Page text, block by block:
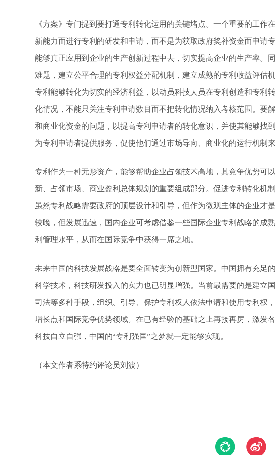
《方案》专门提到要打通专利转化运用的关键堵点。一个重要的工作
新能力而进行专利的研发和申请，而不是为获取政府奖补资金而申请
能够真正应用到企业的生产创新过程中去，切实提高企业的生产率。
难题，建立公平合理的专利权益分配机制，建立成熟的专利收益评估
专利能够转化为切实的经济利益，以动员科技人员在专利创造和专利
化情况，不能只关注专利申请数目而不把转化情况纳入考核范围。要
和商业化资金的问题，以提高专利申请者的转化意识，并使其能够找
为专利申请者提供服务，促使他们通过市场导向、商业化的运行机制
专利作为一种无形资产，能够帮助企业占领技术高地，其竞争优势可
新、占领市场、商业盈利总体规划的重要组成部分。促进专利转化机
虽然专利战略需要政府的顶层设计和引导，但作为微观主体的企业才
较晚，但发展迅速，国内企业可考虑借鉴一些国际企业专利战略的成
利管理水平，从而在国际竞争中获得一席之地。
未来中国的科技发展战略是要全面转变为创新型国家。中国拥有充足
科学技术，科技研发投入的实力也已明显增强。当前最需要的是建立
司法等多种手段，组织、引导、保护专利权人依法申请和使用专利权
增长点和国际竞争优势领域。在已有经验的基础之上再接再厉，激发
科技自立自强，中国的“专利强国”之梦就一定能够实现。
（本文作者系特约评论员刘波）